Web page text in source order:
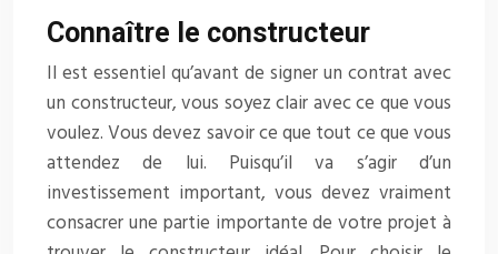
Connaître le constructeur
Il est essentiel qu’avant de signer un contrat avec
un constructeur, vous soyez clair avec ce que vous
voulez. Vous devez savoir ce que tout ce que vous
attendez de lui. Puisqu’il va s’agir d’un
investissement important, vous devez vraiment
consacrer une partie importante de votre projet à